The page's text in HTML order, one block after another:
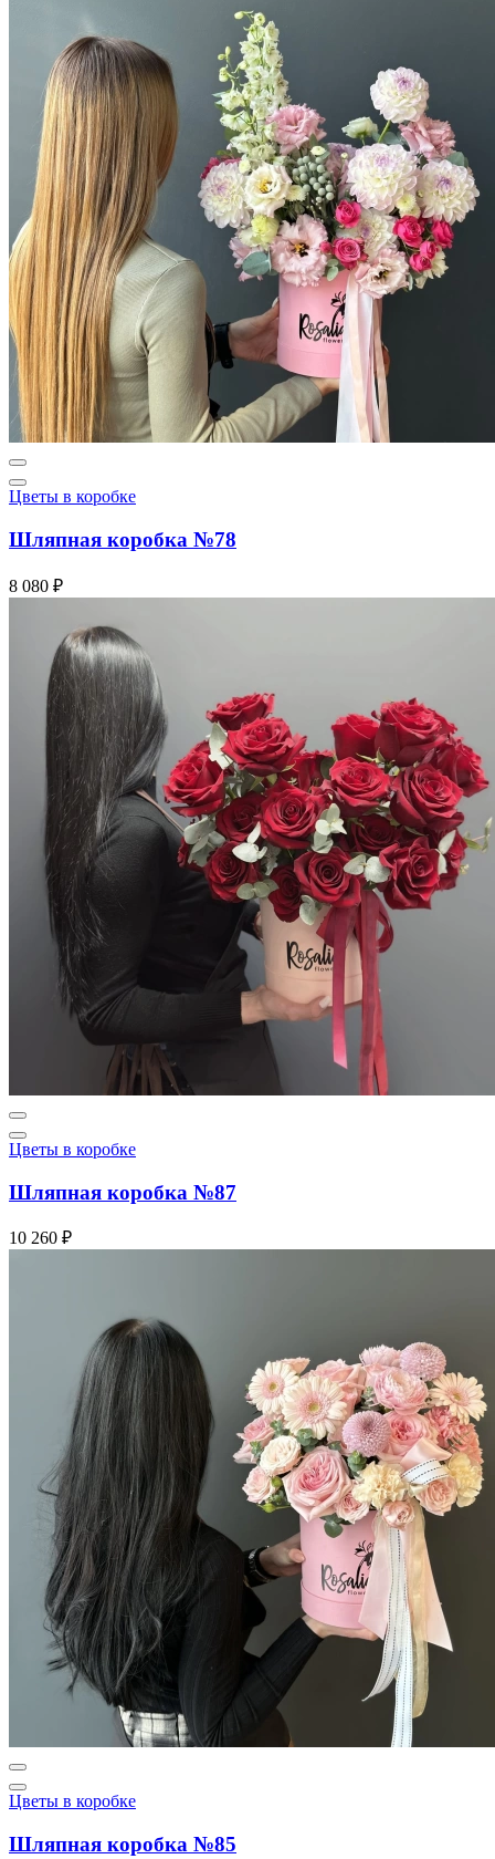
Цветы в коробке
Шляпная коробка №78
8 080 ₽
Цветы в коробке
Шляпная коробка №87
10 260 ₽
Цветы в коробке
Шляпная коробка №85